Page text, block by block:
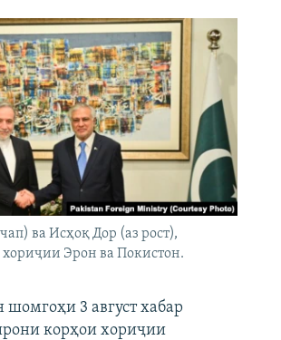
ва Исҳоқ Дор (аз рост),
Эрон ва Покистон.
шомгоҳи 3 август хабар
корҳои хориҷии